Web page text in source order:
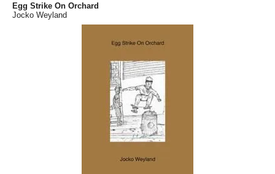
Egg Strike On Orchard
Jocko Weyland